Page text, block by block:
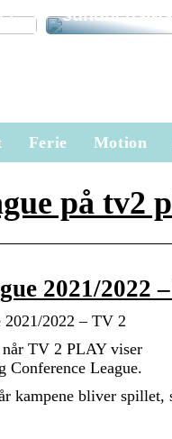
Ferie Motion
på tv2
2021/2022
2021/2022 – TV 2
når TV 2 PLAY viser
Conference League.
kampene bliver spillet,